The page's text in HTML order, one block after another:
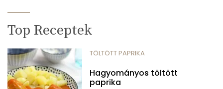
Top Receptek
TÖLTÖTT PAPRIKA
Hagyományos töltött
paprika